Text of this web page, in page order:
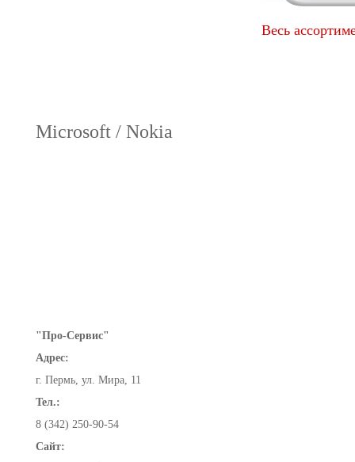
Весь
Microsoft / Nokia
"Про-Сервис"
Адрес:
г. Пермь, ул. Мира, 11
Тел.:
8 (342) 250-90-54
Сайт: